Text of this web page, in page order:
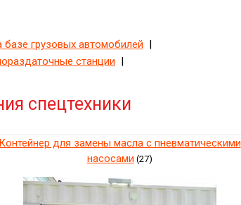
базе грузовых автомобилей |
станции |
спецтехники
Контейнер для замены масла с пневматическими
насосами (27)